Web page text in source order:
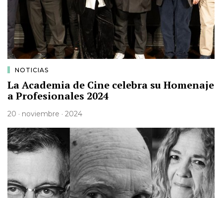
NOTICIAS
La Academia de Cine celebra su Homenaje
a Profesionales 2024
20 · noviembre · 2024